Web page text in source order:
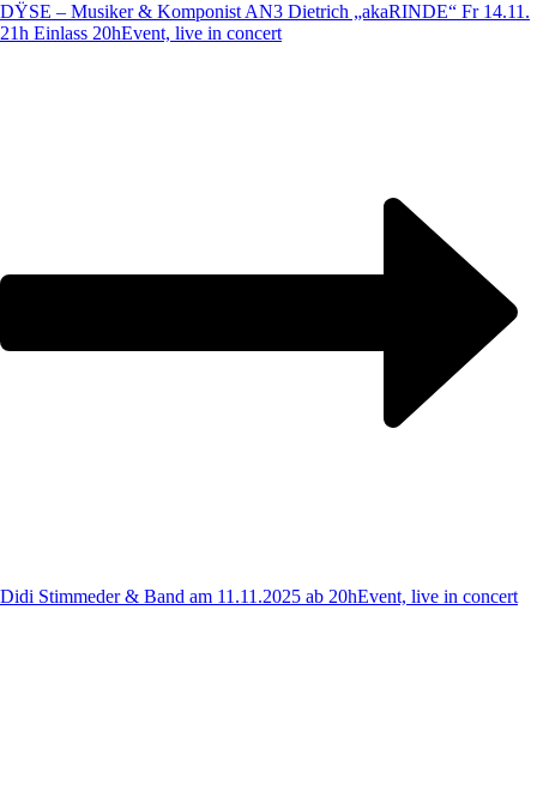
DŸSE – Musiker & Komponist AN3 Dietrich „akaRINDE“ Fr 14.11.
21h Einlass 20hEvent, live in concert
Didi Stimmeder & Band am 11.11.2025 ab 20hEvent, live in concert